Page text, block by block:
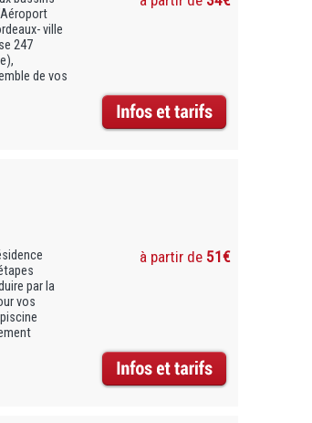
ville
247
de vos
par la
vos
à partir de 51€